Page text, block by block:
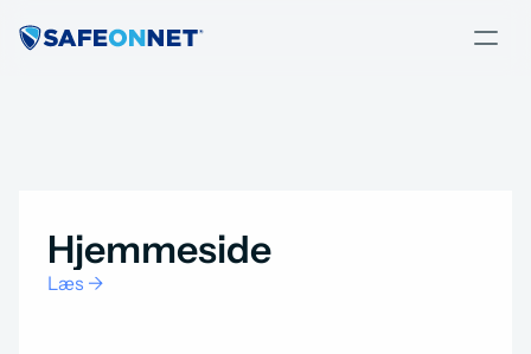
Hjemmeside
Læs ->